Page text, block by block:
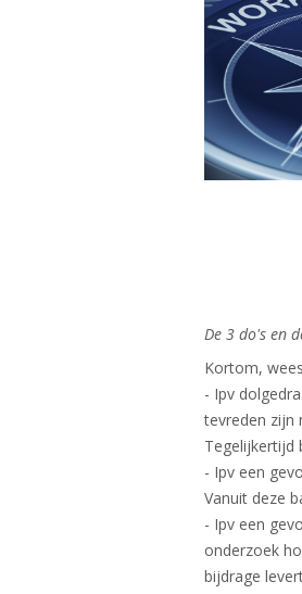
De 3 do's en
Kortom,
- Ipv
tevreden zijn
Tegelijkertijd
- Ipv een
Vanuit deze
- Ipv een
onderzoek
bijdrage